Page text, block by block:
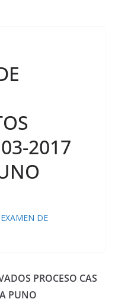
03-2017
DE
PROCESO CAS
PUNO